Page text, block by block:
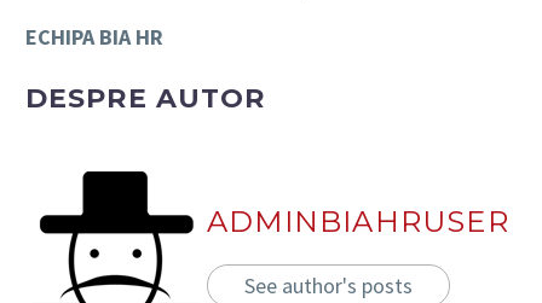
ECHIPA BIA HR
DESPRE AUTOR
ADMINBIAHRUSER
See author's posts